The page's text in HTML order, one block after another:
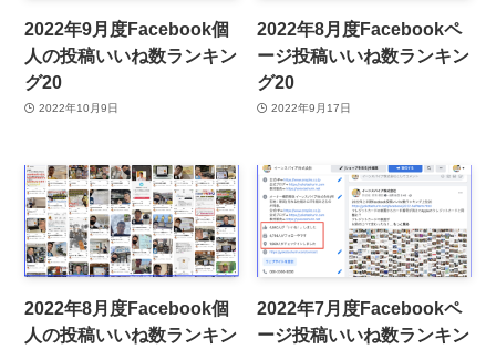
2022年9月度Facebook個
人の投稿いいね数ランキン
グ20
2022年10月9日
2022年8月度Facebookペ
ージ投稿いいね数ランキン
グ20
2022年9月17日
2022年8月度Facebook個
人の投稿いいね数ランキン
2022年7月度Facebookペ
ージ投稿いいね数ランキン